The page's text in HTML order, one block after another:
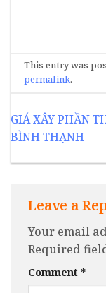
This entry was
permalink.
GIÁ XÂY PHẦN
BÌNH THẠNH
Leave a
Your email
Required
Comment *